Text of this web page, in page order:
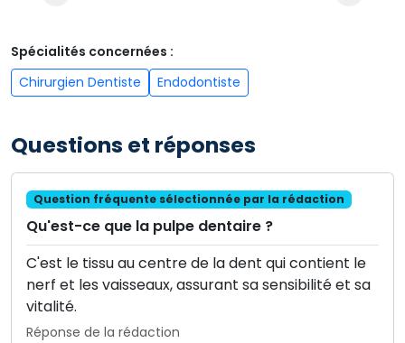
Spécialités concernées :
Chirurgien Dentiste
Endodontiste
Questions et réponses
Question fréquente sélectionnée par la rédaction
Qu'est-ce que la pulpe dentaire ?
C'est le tissu au centre de la dent qui contient le
nerf et les vaisseaux, assurant sa sensibilité et sa
vitalité.
Réponse de la rédaction